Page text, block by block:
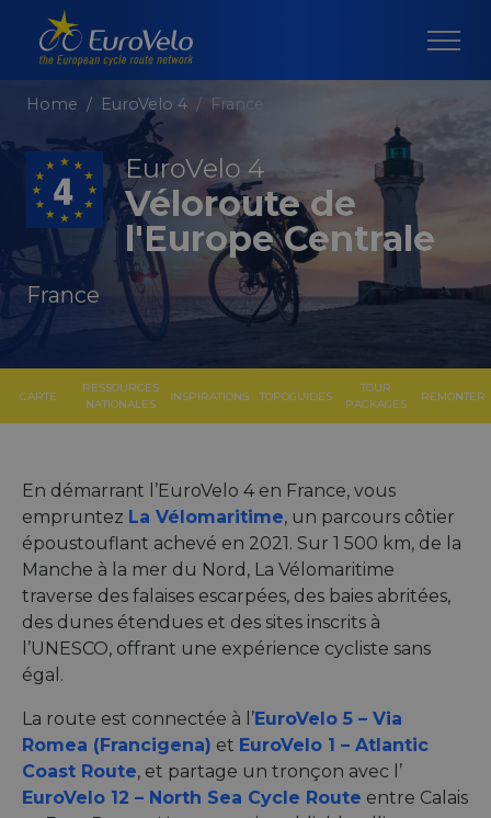
Home EuroVelo 4 France
EuroVelo 4
Véloroute de
l'Europe Centrale
France
CARTE
RESSOURCES
NATIONALES
INSPIRATIONS TOPOGUIDES
TOUR
PACKAGES
REMONTER
En démarrant l’EuroVelo 4 en France, vous
empruntez La Vélomaritime, un parcours côtier
époustouflant achevé en 2021. Sur 1 500 km, de la
Manche à la mer du Nord, La Vélomaritime
traverse des falaises escarpées, des baies abritées,
des dunes étendues et des sites inscrits à
l’UNESCO, offrant une expérience cycliste sans
égal.
La route est connectée à l’EuroVelo 5 – Via
Romea (Francigena) et EuroVelo 1 – Atlantic
Coast Route, et partage un tronçon avec l’
EuroVelo 12 – North Sea Cycle Route entre Calais